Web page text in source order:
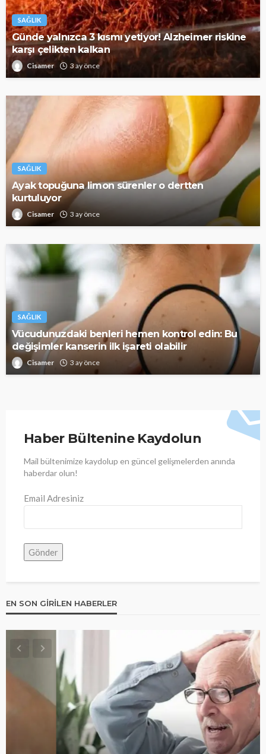
SAĞLIK
Günde yalnızca 3 kısmı yetiyor! Alzheimer riskine
karşı çelikten kalkan
Cisamer 3 ay önce
SAĞLIK
Ayak topuğuna limon sürenler o dertten
kurtuluyor
Cisamer 3 ay önce
SAĞLIK
Vücudunuzdaki benleri hemen kontrol edin: Bu
değişimler kanserin ilk işareti olabilir
Cisamer 3 ay önce
Haber Bültenine Kaydolun
Mail bültenimize kaydolup en güncel gelişmelerden anında
haberdar olun!
Email Adresiniz
EN SON GIRILEN HABERLER